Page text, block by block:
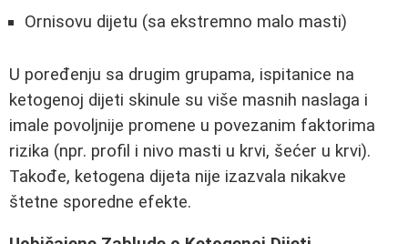
Ornisovu dijetu (sa ekstremno malo masti)
U poređenju sa drugim grupama, ispitanice na
ketogenoj dijeti skinule su više masnih naslaga i
imale povoljnije promene u povezanim faktorima
rizika (npr. profil i nivo masti u krvi, šećer u krvi).
Takođe, ketogena dijeta nije izazvala nikakve
štetne sporedne efekte.